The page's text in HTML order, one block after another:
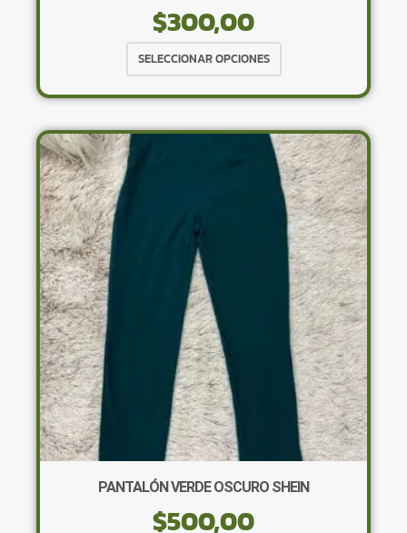
$300,00
SELECCIONAR OPCIONES
producto
tiene
variantes.
Las
opciones
se
pueden
elegir
en
página
de
producto
PANTALÓN VERDE OSCURO SHEIN
$500,00